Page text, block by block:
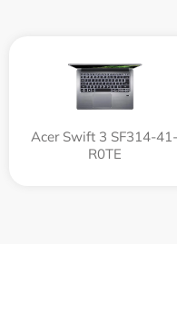
Acer Swift 3 SF314-41-
R0TE